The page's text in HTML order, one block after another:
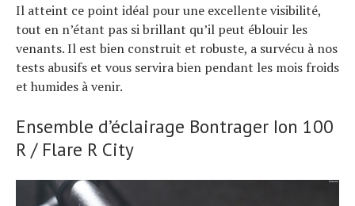
Il atteint ce point idéal pour une excellente visibilité,
tout en n’étant pas si brillant qu’il peut éblouir les
venants. Il est bien construit et robuste, a survécu à nos
tests abusifs et vous servira bien pendant les mois froids
et humides à venir.
Ensemble d’éclairage Bontrager Ion 100
R / Flare R City